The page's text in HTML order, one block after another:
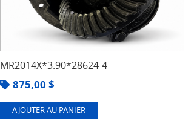
MR2014X*3.90*28624-4
875,00 $
AJOUTER AU PANIER